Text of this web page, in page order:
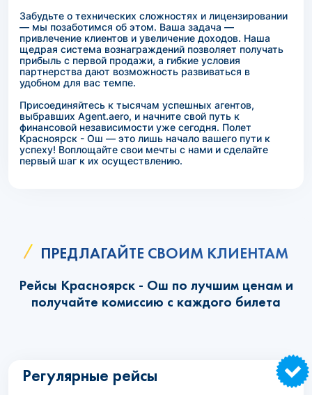
Забудьте о технических сложностях и лицензировании
— мы позаботимся об этом. Ваша задача —
привлечение клиентов и увеличение доходов. Наша
щедрая система вознаграждений позволяет получать
прибыль с первой продажи, а гибкие условия
партнерства дают возможность развиваться в
удобном для вас темпе.
Присоединяйтесь к тысячам успешных агентов,
выбравших Agent.aero, и начните свой путь к
финансовой независимости уже сегодня. Полет
Красноярск - Ош — это лишь начало вашего пути к
успеху! Воплощайте свои мечты с нами и сделайте
первый шаг к их осуществлению.
ПРЕДЛАГАЙТЕ СВОИМ КЛИЕНТАМ
Рейсы Красноярск - Ош по лучшим ценам и
получайте комиссию с каждого билета
Регулярные рейсы